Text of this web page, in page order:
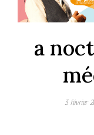
a
3 février